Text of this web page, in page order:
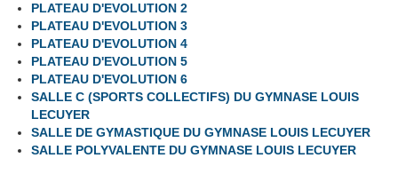
PLATEAU D'EVOLUTION 2
PLATEAU D'EVOLUTION 3
PLATEAU D'EVOLUTION 4
PLATEAU D'EVOLUTION 5
PLATEAU D'EVOLUTION 6
SALLE C (SPORTS COLLECTIFS) DU GYMNASE LOUIS
LECUYER
SALLE DE GYMASTIQUE DU GYMNASE LOUIS LECUYER
SALLE POLYVALENTE DU GYMNASE LOUIS LECUYER